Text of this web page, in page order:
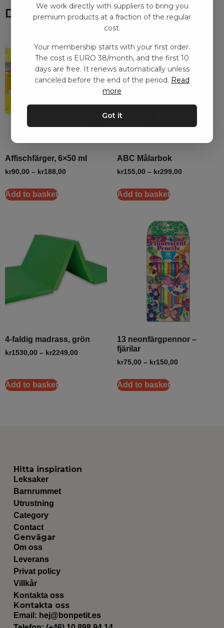
Du kanske också gillar
Affischfärger, 6×50 ml
kr90,00 – kr188,00
Add to basket
ABC Målarbok
kr155,00 – kr299,00
Add to basket
4-faldig madrass, grön
kr1530,00 – kr2249,00
Add to basket
13 neonfärgpennor –
fjärilar
kr75,00 – kr150,00
Add to basket
Hitta inspiration
Leksaker
Barnrummet
Utrustning
Category
Contact
Genvägar
Om oss
Leverans
Privat policy
Villkår
Kontakta oss
Kontakta oss
Email: hej@bonpetit.es
We work directly with suppliers to bring you
premium products at a fraction of the regular
cost.
Your membership starts with your first order.
The cost is EURO 38/month, and the first 10
days are free. It renews automatically unless
canceled before the end of the period. Read
more
Got it